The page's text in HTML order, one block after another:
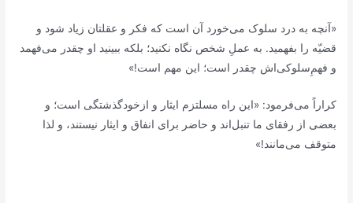
«آنچه به ‌درد سلوک می‌خورد آن است که فکر و عقلتان زیاد شود و
قضیّه را بفهمید. به عملِ شخص نگاه نکنید؛ بلکه ببینید او چقدر می‌فهمد
و فهمِ‌سلوکی‌اش چقدر است؛ این مهم است!»
کراراً می‌فرمود: «این راه مسلتزم ایثار و ازخودگذشتگی است؛ و
بعضی از رفقای ما تنبل‌اند و حاضر برای انفاق و ایثار نیستند، و لذا
متوقف می‌مانند!»